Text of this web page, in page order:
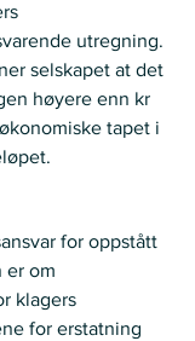
utregning.
selskapet at det
høyere enn kr
tapet i
for oppstått
er om
klagers
for erstatning